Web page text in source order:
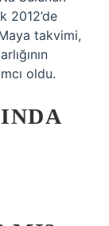
2012’de
takvimi,
oldu.